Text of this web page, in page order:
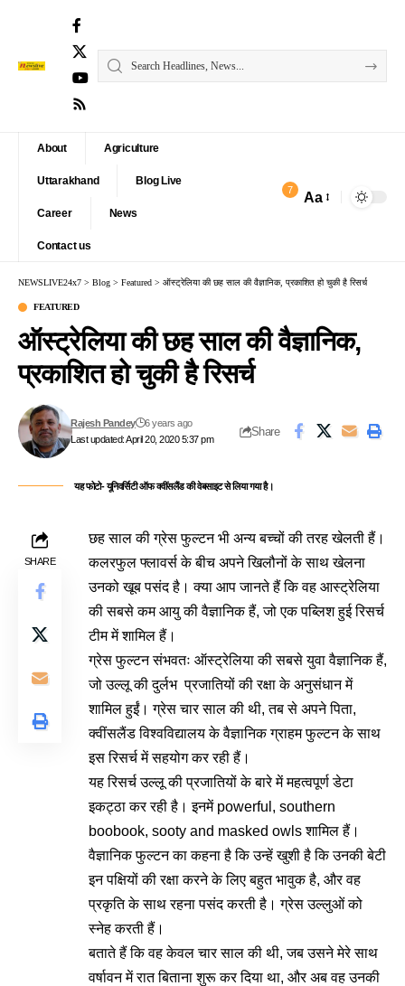
About Agriculture
Uttarakhand Blog Live
Career News
Contact us
7 Aa
NEWSLIVE24x7 > Blog > Featured > ऑस्ट्रेलिया की छह साल की वैज्ञानिक, प्रकाशित हो चुकी है रिसर्च
FEATURED
ऑस्ट्रेलिया की छह साल की वैज्ञानिक,
प्रकाशित हो चुकी है रिसर्च
Last updated: April 20, 2020 5:37 pm
Rajesh Pandey 6 years ago
Share
यह फोटो- यूनिवर्सिटी ऑफ क्वींसलैंड की वेबसाइट से लिया गया है।
SHARE
छह साल की ग्रेस फुल्टन भी अन्य बच्चों की तरह खेलती हैं।
कलरफुल फ्लावर्स के बीच अपने खिलौनों के साथ खेलना
उनको खूब पसंद है। क्या आप जानते हैं कि वह आस्ट्रेलिया
की सबसे कम आयु की वैज्ञानिक हैं, जो एक पब्लिश हुई रिसर्च
टीम में शामिल हैं।
ग्रेस फुल्टन संभवतः ऑस्ट्रेलिया की सबसे युवा वैज्ञानिक हैं,
जो उल्लू की दुर्लभ प्रजातियों की रक्षा के अनुसंधान में
शामिल हुईं। ग्रेस चार साल की थी, तब से अपने पिता,
क्वींसलैंड विश्वविद्यालय के वैज्ञानिक ग्राहम फुल्टन के साथ
इस रिसर्च में सहयोग कर रही हैं।
यह रिसर्च उल्लू की प्रजातियों के बारे में महत्वपूर्ण डेटा
इकट्ठा कर रही है। इनमें powerful, southern
boobook, sooty and masked owls शामिल हैं।
वैज्ञानिक फुल्टन का कहना है कि उन्हें खुशी है कि उनकी बेटी
इन पक्षियों की रक्षा करने के लिए बहुत भावुक है, और वह
प्रकृति के साथ रहना पसंद करती है। ग्रेस उल्लुओं को
स्नेह करती हैं।
बताते हैं कि वह केवल चार साल की थी, जब उसने मेरे साथ
वर्षावन में रात बिताना शुरू कर दिया था, और अब वह उनकी